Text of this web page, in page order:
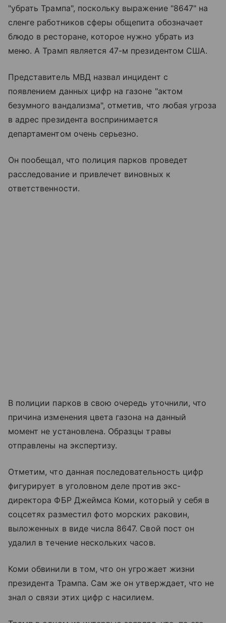
"убрать Трампа", поскольку выражение "8647" на
сленге работников сферы общепита обозначает
блюдо в ресторане, которое нужно убрать из
меню. А Трамп является 47-м президентом США.
Представитель МВД назвал инцидент с
появлением данных цифр на газоне "актом
безумного вандализма", отметив, что любая угроза
в адрес президента воспринимается
департаментом очень серьезно.
Он пообещал, что полиция парков проведет
расследование и привлечет виновных к
ответственности.
В полиции парков в свою очередь уточнили, что
причина изменения цвета газона на данный
момент не установлена. Образцы травы
отправлены на экспертизу.
Отметим, что данная последовательность цифр
фигурирует в уголовном деле против экс-
директора ФБР Джеймса Коми, который у себя в
соцсетях разместил фото морских раковин,
выложенных в виде числа 8647. Свой пост он
удалил в течение нескольких часов.
Коми обвинили в том, что он угрожает жизни
президента Трампа. Сам же он утверждает, что не
знал о связи этих цифр с насилием.